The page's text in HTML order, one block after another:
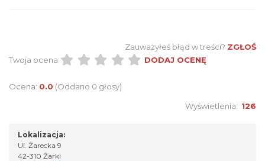
Zauważyłeś błąd w treści? ZGŁOŚ
Twoja ocena:
DODAJ OCENĘ
Ocena: 0.0 (Oddano 0 głosy)
Wyświetlenia: 126
Lokalizacja:
Ul. Żarecka 9
42-310 Żarki